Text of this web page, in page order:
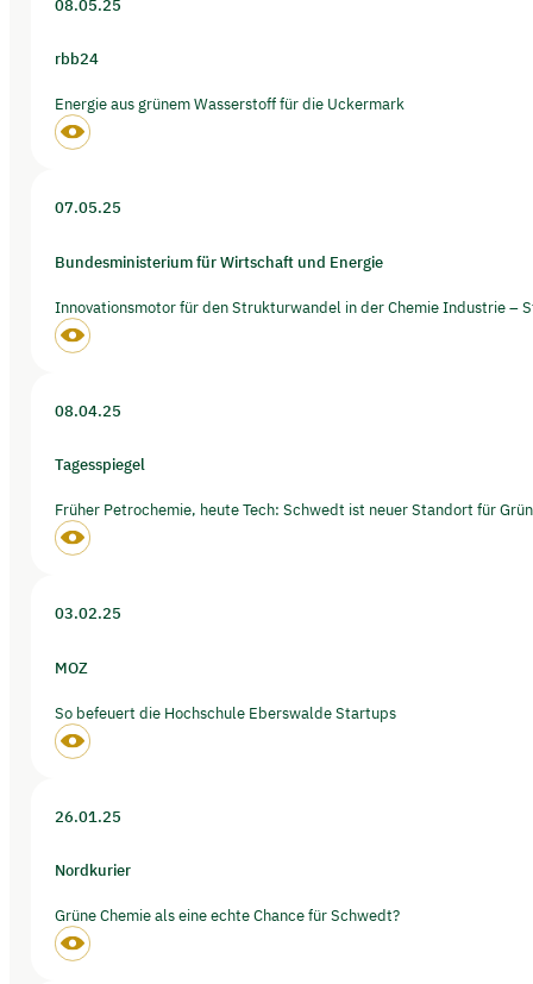
08.05.25
rbb24
Energie aus grünem Wasserstoff für die Uckermark
07.05.25
Bundesministerium für Wirtschaft und Energie
Innovationsmotor für den Strukturwandel in der Chemie Industrie –
08.04.25
Tagesspiegel
Früher Petrochemie, heute Tech: Schwedt ist neuer Standort für
03.02.25
MOZ
So befeuert die Hochschule Eberswalde Startups
26.01.25
Nordkurier
Grüne Chemie als eine echte Chance für Schwedt?